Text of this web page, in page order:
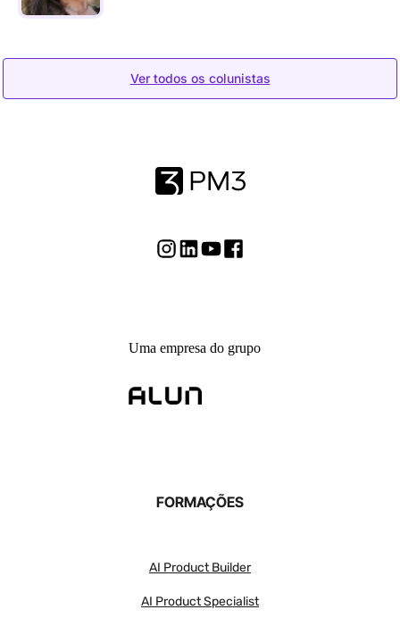
Ver todos os colunistas
Uma empresa do grupo
FORMAÇÕES
AI Product Builder
AI Product Specialist